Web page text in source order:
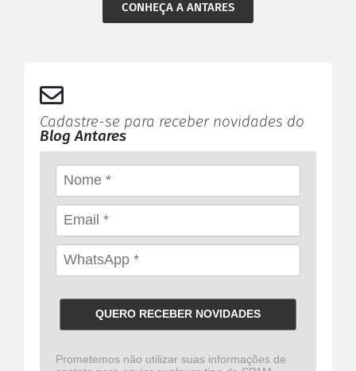
CONHEÇA A ANTARES
Cadastre-se para receber novidades do
Blog Antares
QUERO RECEBER NOVIDADES
Prometemos não utilizar suas informações de